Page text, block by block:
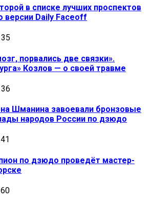
в списке лучших проспектов
версии Daily Faceoff
35
порвались две связки».
Козлов — о своей травме
36
Шманина завоевали бронзовые
народов России по дзюдо
41
по дзюдо проведёт мастер-
60